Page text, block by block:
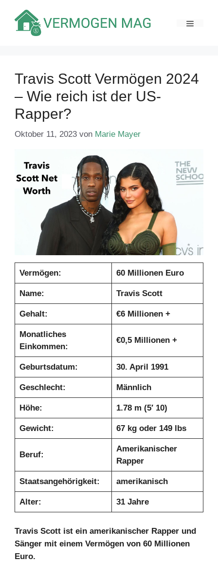
Inhalt
springen
Travis Scott Vermögen 2024
– Wie reich ist der US-
Rapper?
Oktober 11, 2023 von Marie Mayer
Vermögen: 60 Millionen Euro
Name: Travis Scott
Gehalt: €6 Millionen +
Monatliches
Einkommen:
€0,5 Millionen +
Geburtsdatum: 30. April 1991
Geschlecht: Männlich
Höhe: 1.78 m (5′ 10)
Gewicht: 67 kg oder 149 lbs
Beruf:
Amerikanischer
Rapper
Staatsangehörigkeit: amerikanisch
Alter: 31 Jahre
Travis Scott ist ein amerikanischer Rapper und
Sänger mit einem Vermögen von 60 Millionen
Euro.